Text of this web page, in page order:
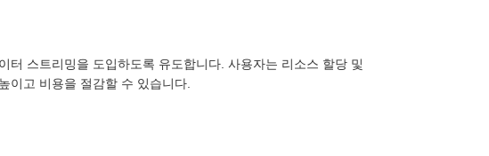
스트리밍을 도입하도록 유도합니다. 사용자는 리소스 할당 및
이고 비용을 절감할 수 있습니다.